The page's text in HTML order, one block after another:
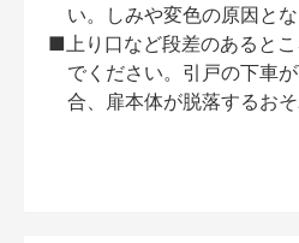
い。しみや変色の原因とな
■上り口など段差のあると
でください。引戸の下車
合、扉本体が脱落するおそ